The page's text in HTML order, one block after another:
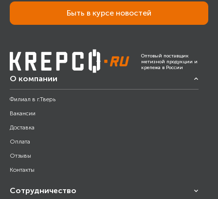
Быть в курсе новостей
Оптовый поставщик
метизной продукции и
крепежа в России
О компании
Филиал в г.Тверь
Вакансии
Доставка
Оплата
Отзывы
Контакты
Сотрудничество